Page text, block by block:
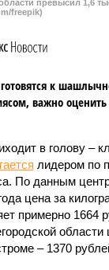
превысил 1,6
freepik)
к
важно
в голову –
лидером по
По данным
цена за
примерно 1664
области
– 1370